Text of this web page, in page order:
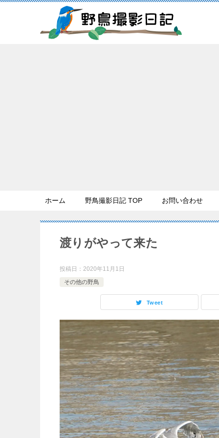
ホーム 野鳥撮影日記 TOP お問い合わせ
渡りがやって来た
投稿日： 2020年11月1日
その他の野鳥
Tweet